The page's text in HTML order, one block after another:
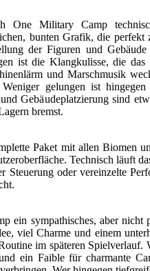
One Military Camp
bunten Grafik, die perfekt
der Figuren und
ist die Klangkulisse, die
und Marschmusik
gelungen ist
Gebäudeplatzierung sind
bremst.
Paket mit allen Biomen
Technisch läuft
Steuerung oder vereinzelte
ein sympathisches, aber nicht
viel Charme und einem
im späteren Spielverlauf.
ein Faible für charmante